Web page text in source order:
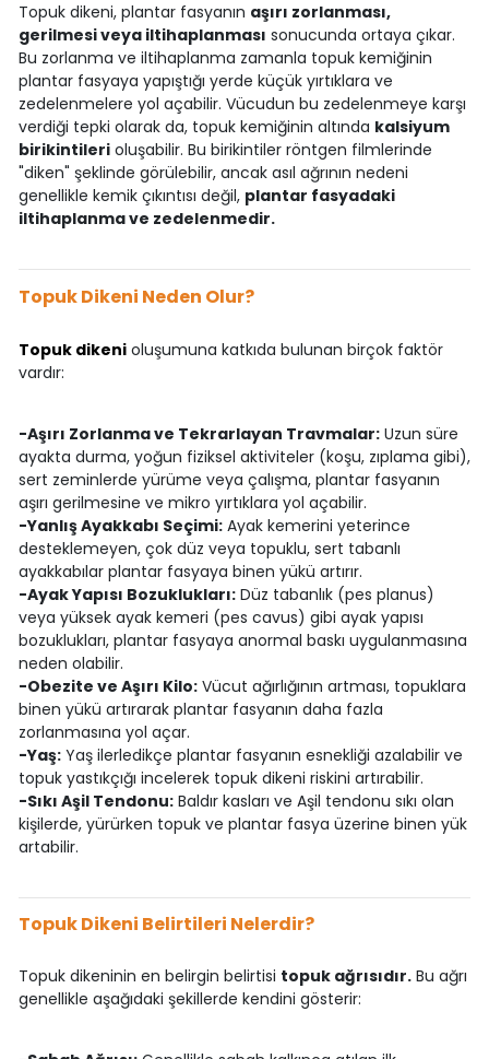
Topuk dikeni, plantar fasyanın aşırı zorlanması,
gerilmesi veya iltihaplanması sonucunda ortaya çıkar.
Bu zorlanma ve iltihaplanma zamanla topuk kemiğinin
plantar fasyaya yapıştığı yerde küçük yırtıklara ve
zedelenmelere yol açabilir. Vücudun bu zedelenmeye karşı
verdiği tepki olarak da, topuk kemiğinin altında kalsiyum
birikintilerioluşabilir. Bu birikintiler röntgen filmlerinde
"diken" şeklinde görülebilir, ancak asıl ağrının nedeni
genellikle kemik çıkıntısı değil, plantar fasyadaki
iltihaplanma ve zedelenmedir.
Topuk Dikeni Neden Olur?
Topuk dikenioluşumuna katkıda bulunan birçok faktör
vardır:
-Aşırı Zorlanma ve Tekrarlayan Travmalar:Uzun süre
ayakta durma, yoğun fiziksel aktiviteler (koşu, zıplama gibi),
sert zeminlerde yürüme veya çalışma, plantar fasyanın
aşırı gerilmesine ve mikro yırtıklara yol açabilir.
-Yanlış Ayakkabı Seçimi:Ayak kemerini yeterince
desteklemeyen, çok düz veya topuklu, sert tabanlı
ayakkabılar plantar fasyaya binen yükü artırır.
-Ayak Yapısı Bozuklukları:Düz tabanlık (pes planus)
veya yüksek ayak kemeri (pes cavus) gibi ayak yapısı
bozuklukları, plantar fasyaya anormal baskı uygulanmasına
neden olabilir.
-Obezite ve Aşırı Kilo:Vücut ağırlığının artması, topuklara
binen yükü artırarak plantar fasyanın daha fazla
zorlanmasına yol açar.
-Yaş:Yaş ilerledikçe plantar fasyanın esnekliği azalabilir ve
topuk yastıkçığı incelerek topuk dikeni riskini artırabilir.
-Sıkı Aşil Tendonu:Baldır kasları ve Aşil tendonu sıkı olan
kişilerde, yürürken topuk ve plantar fasya üzerine binen yük
artabilir.
Topuk Dikeni Belirtileri Nelerdir?
Topuk dikeninin en belirgin belirtisi topuk ağrısıdır.Bu ağrı
genellikle aşağıdaki şekillerde kendini gösterir: